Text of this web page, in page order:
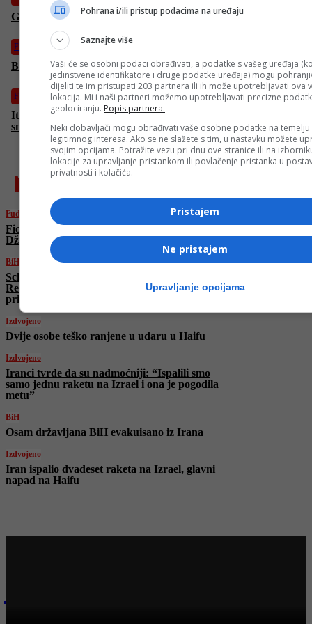
Giovanni Troupee potpisao za FK “Željezničar”
Fudbal
BOMBA u Bordo klubu: Na Koševo stiže Nermin Mujkić
Fudbal
Italijanska legenda o Džekinom transferu: “Odličan potez! Mi
smo ga htjeli po svaku cijenu!”
najnovije
Fudbal
Fiorentina će tek u julu zvanično predstaviti
Džeku: Italijani otkrili razlog
BiH
Schmidt se sastao sa Čovićem u Mostaru:
Reforma Izbornog zakona ostaje ključni
prioritet
Izdvojeno
Dvije osobe teško ranjene u udaru u Haifu
Izdvojeno
Iranci tvrde da su nadmoćniji: “Ispalili smo
samo jednu raketu na Izrael i ona je pogodila
metu”
BiH
Osam državljana BiH evakuisano iz Irana
Izdvojeno
Iran ispalio dvadeset raketa na Izrael, glavni
napad na Haifu
Pohrana i/ili pristup podacima na uređaju
Saznajte više
Vaši će se osobni podaci obrađivati, a podatke s vašeg uređaja
jedinstvene identifikatore i druge podatke uređaja) mogu
dijeliti te im pristupati 203 partnera ili ih može upotrebljavati ova
lokacija. Mi i naši partneri možemo upotrebljavati precizne
geolociranju. Popis partnera.
Neki dobavljači mogu obrađivati vaše osobne podatke na temelju
legitimnog interesa. Ako se ne slažete s tim, u nastavku možete
svojim opcijama. Potražite vezu pri dnu ove stranice ili na
lokacije za upravljanje pristankom ili povlačenje pristanka u
privatnosti i kolačića.
Pristajem
Ne pristajem
Upravljanje opcijama